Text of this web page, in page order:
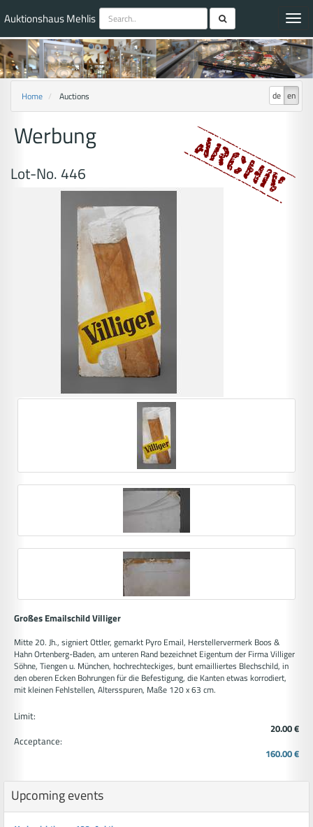
Auktionshaus Mehlis
de en
Home Auctions
Werbung
Lot-No. 446
Großes Emailschild Villiger
Mitte 20. Jh., signiert Ottler, gemarkt Pyro Email, Herstellervermerk Boos &
Hahn Ortenberg-Baden, am unteren Rand bezeichnet Eigentum der Firma Villiger
Söhne, Tiengen u. München, hochrechteckiges, bunt emailliertes Blechschild, in
den oberen Ecken Bohrungen für die Befestigung, die Kanten etwas korrodiert,
mit kleinen Fehlstellen, Altersspuren, Maße 120 x 63 cm.
Limit:
20.00 €
Acceptance:
160.00 €
Upcoming events